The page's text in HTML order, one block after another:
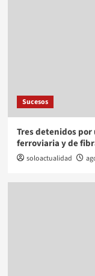
Sucesos
Tres detenidos
ferroviaria y de
soloactualidad